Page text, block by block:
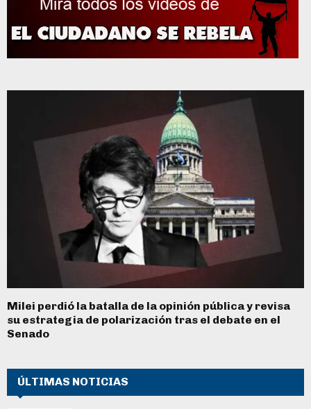
Milei perdió la batalla de la opinión pública y revisa
su estrategia de polarización tras el debate en el
Senado
ÚLTIMAS NOTICIAS